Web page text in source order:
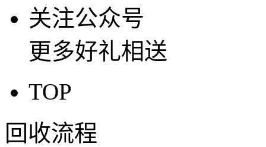
关注公众号
更多好礼相送
TOP
回收流程